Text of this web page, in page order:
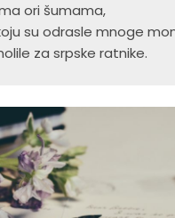
ori šumama,
su odrasle mnoge
za srpske ratnike.